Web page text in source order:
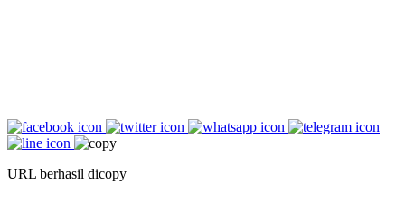
URL berhasil dicopy